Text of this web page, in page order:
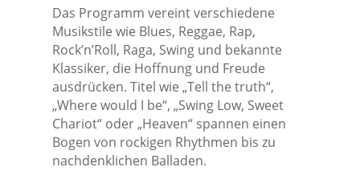
Das Programm vereint verschiedene
Musikstile wie Blues, Reggae, Rap,
Rock’n’Roll, Raga, Swing und bekannte
Klassiker, die Hoffnung und Freude
ausdrücken. Titel wie „Tell the truth“,
„Where would I be“, „Swing Low, Sweet
Chariot“ oder „Heaven“ spannen einen
Bogen von rockigen Rhythmen bis zu
nachdenklichen Balladen.